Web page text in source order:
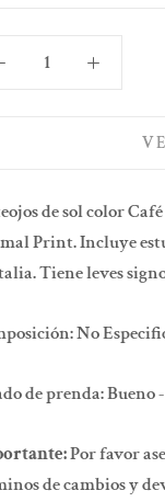
de sol color
Print. Incluye
Tiene leves
No
de prenda: Bueno
Por favor
de cambios y